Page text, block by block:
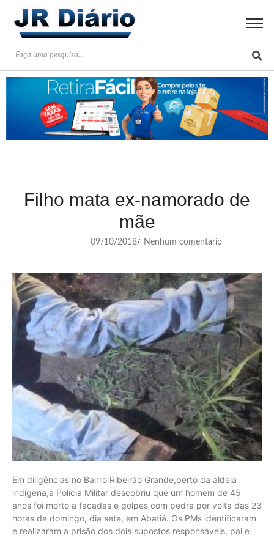
Filho mata ex-namorado de
mãe
09/10/2018/ Nenhum comentário
Em diligências no Bairro Ribeirão Grande,perto da aldeia
indígena,a Polícia Militar descobriu que um homem de 45
anos foi morto a facadas e golpes com pedra por volta das 23
horas de domingo, dia sete, em Abatiá. Os PMs identificaram
e realizaram a prisão dos dois supostos responsáveis, pai e